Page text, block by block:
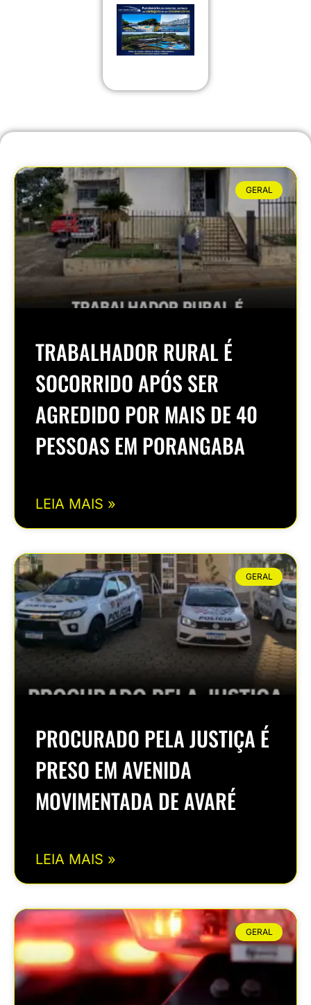
GERAL
TRABALHADOR RURAL É
SOCORRIDO APÓS SER
AGREDIDO POR MAIS DE 40
PESSOAS EM PORANGABA
LEIA MAIS »
GERAL
PROCURADO PELA JUSTIÇA É
PRESO EM AVENIDA
MOVIMENTADA DE AVARÉ
LEIA MAIS »
GERAL